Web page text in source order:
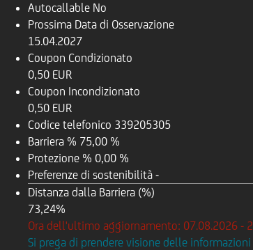
Autocallable No
Prossima Data di Osservazione
15.04.2027
Coupon Condizionato
0,50 EUR
Coupon Incondizionato
0,50 EUR
Codice telefonico 339205305
Barriera % 75,00 %
Protezione % 0,00 %
Preferenze di sostenibilità -
Distanza dalla Barriera (%)
73,24%
Ora dell'ultimo aggiornamento: 07.08.2026 -
Si prega di prendere visione delle